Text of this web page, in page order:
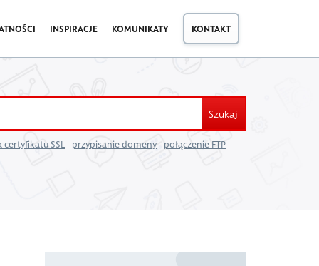
INSPIRACJE KOMUNIKATY KONTAKT
Szukaj
SSL przypisanie domeny połączenie FTP